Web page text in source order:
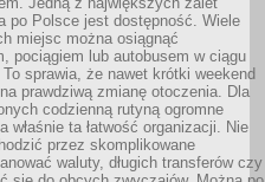
po Polsce jest dostępność. Wiele
miejsc można osiągnąć
pociągiem lub autobusem w ciągu
sprawia, że nawet krótki weekend
prawdziwą zmianę otoczenia. Dla
codzienną rutyną ogromne
właśnie ta łatwość organizacji. Nie
przez skomplikowane
waluty, długich transferów czy